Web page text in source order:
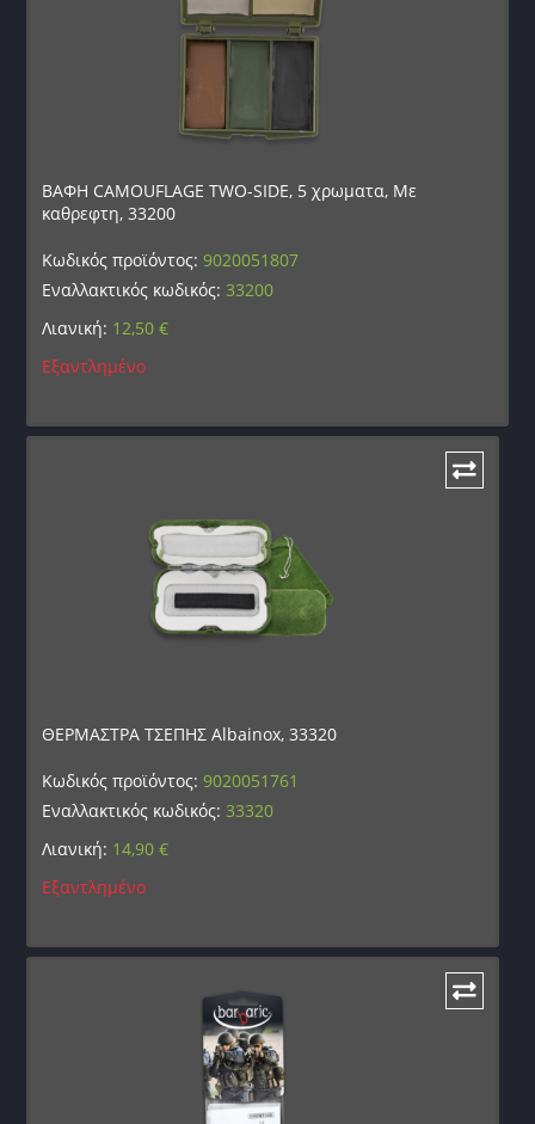
ΒΑΦΗ CAMOUFLAGE TWO-SIDE, 5 χρωματα, Με
καθρεφτη, 33200
Κωδικός προϊόντος:9020051807
Εναλλακτικός κωδικός: 33200
Λιανική: 12,50€
Εξαντλημένο
ΘΕΡΜΑΣΤΡΑ ΤΣΕΠΗΣ Albainox, 33320
Κωδικός προϊόντος:9020051761
Εναλλακτικός κωδικός: 33320
Λιανική: 14,90€
Εξαντλημένο